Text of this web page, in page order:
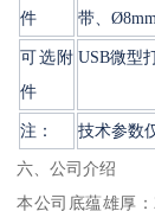
件
带、
可选附
件
USB微型
注：
技术参数
六、公司介绍
本公司底蕴雄厚